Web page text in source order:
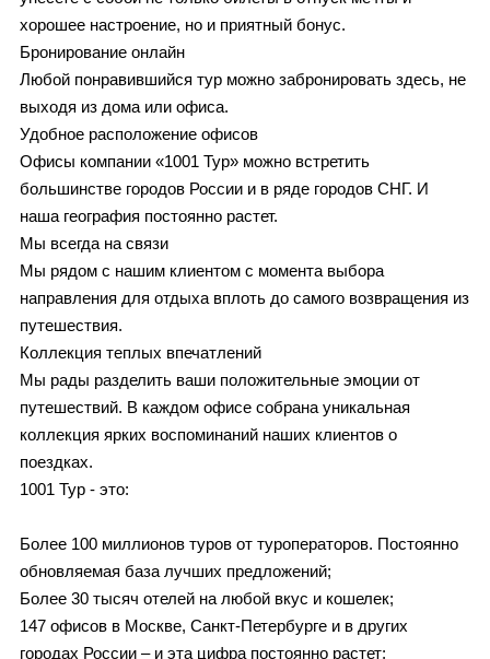
хорошее настроение, но и приятный бонус.
Бронирование онлайн
Любой понравившийся тур можно забронировать здесь, не
выходя из дома или офиса.
Удобное расположение офисов
Офисы компании «1001 Тур» можно встретить
большинстве городов России и в ряде городов СНГ. И
наша география постоянно растет.
Мы всегда на связи
Мы рядом с нашим клиентом с момента выбора
направления для отдыха вплоть до самого возвращения из
путешествия.
Коллекция теплых впечатлений
Мы рады разделить ваши положительные эмоции от
путешествий. В каждом офисе собрана уникальная
коллекция ярких воспоминаний наших клиентов о
поездках.
1001 Тур - это:
Более 100 миллионов туров от туроператоров. Постоянно
обновляемая база лучших предложений;
Более 30 тысяч отелей на любой вкус и кошелек;
147 офисов в Москве, Санкт-Петербурге и в других
городах России – и эта цифра постоянно растет;